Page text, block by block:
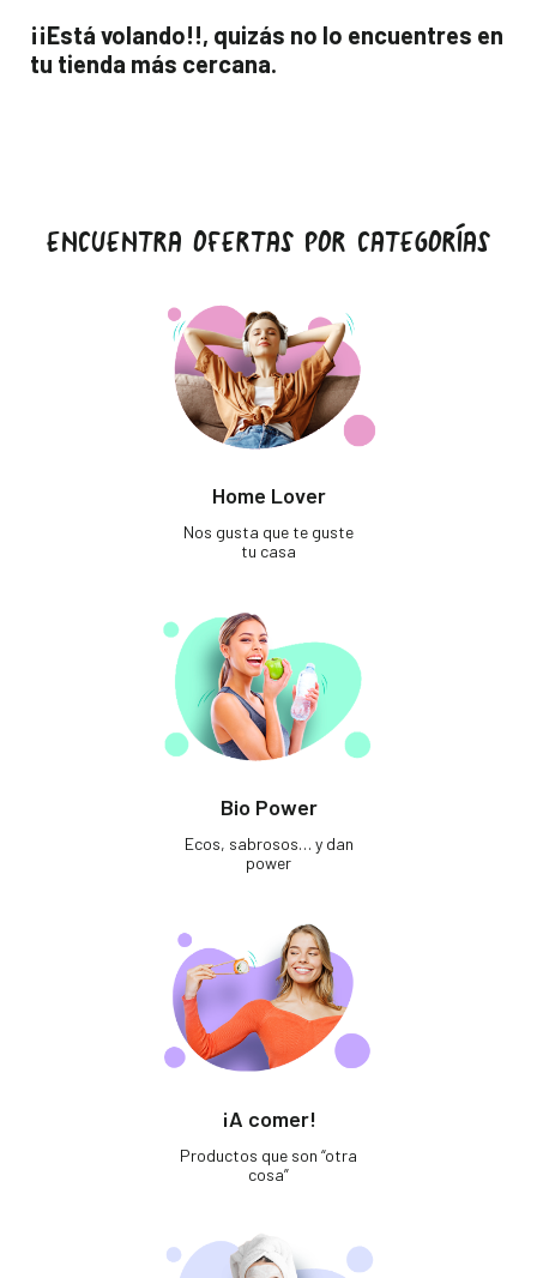
¡¡Está volando!!, quizás no lo encuentres en
tu tienda más cercana.
ENCUENTRA OFERTAS POR CATEGORÍAS
Home Lover
Nos gusta que te guste
tu casa
Bio Power
Ecos, sabrosos… y dan
power
¡A comer!
Productos que son “otra
cosa”